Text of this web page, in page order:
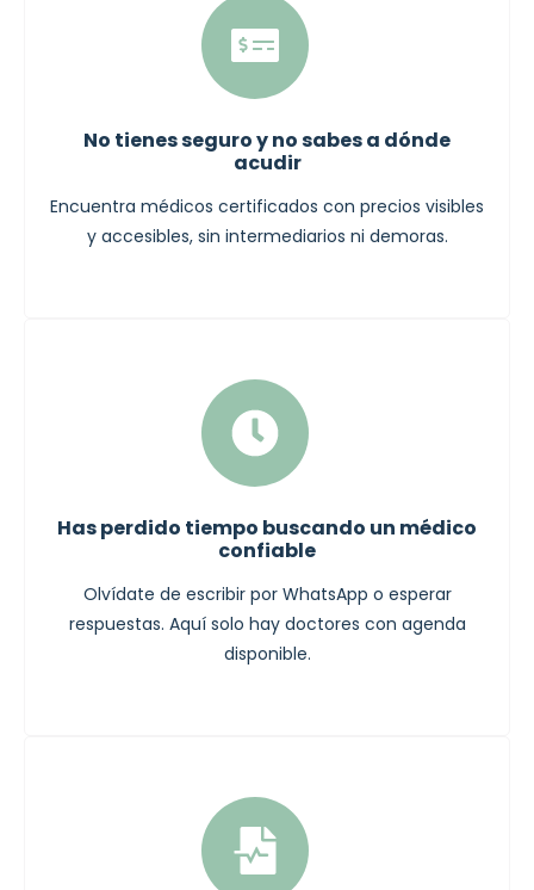
No tienes seguro y no sabes a dónde
acudir
Encuentra médicos certificados con precios visibles
y accesibles, sin intermediarios ni demoras.
Has perdido tiempo buscando un médico
confiable
Olvídate de escribir por WhatsApp o esperar
respuestas. Aquí solo hay doctores con agenda
disponible.